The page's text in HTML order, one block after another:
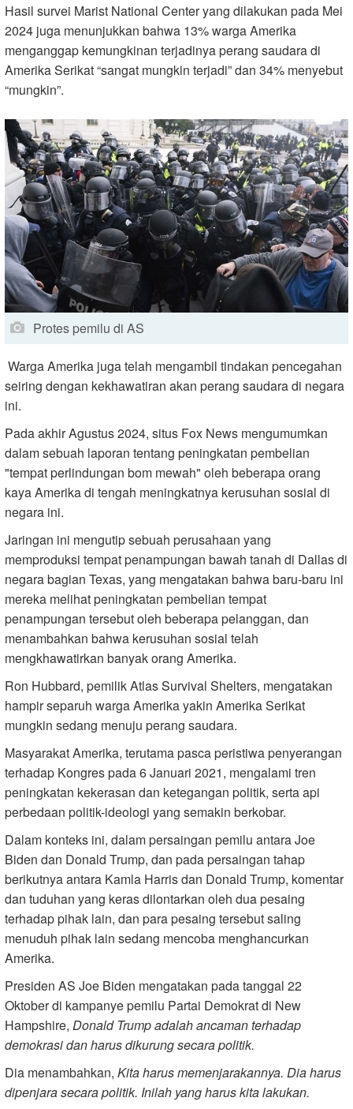
Hasil survei Marist National Center yang dilakukan pada Mei
2024 juga menunjukkan bahwa 13% warga Amerika
menganggap kemungkinan terjadinya perang saudara di
Amerika Serikat “sangat mungkin terjadi” dan 34% menyebut
“mungkin”.
Protes pemilu di AS
Warga Amerika juga telah mengambil tindakan pencegahan
seiring dengan kekhawatiran akan perang saudara di negara
ini.
Pada akhir Agustus 2024, situs Fox News mengumumkan
dalam sebuah laporan tentang peningkatan pembelian
"tempat perlindungan bom mewah" oleh beberapa orang
kaya Amerika di tengah meningkatnya kerusuhan sosial di
negara ini.
Jaringan ini mengutip sebuah perusahaan yang
memproduksi tempat penampungan bawah tanah di Dallas di
negara bagian Texas, yang mengatakan bahwa baru-baru ini
mereka melihat peningkatan pembelian tempat
penampungan tersebut oleh beberapa pelanggan, dan
menambahkan bahwa kerusuhan sosial telah
mengkhawatirkan banyak orang Amerika.
Ron Hubbard, pemilik Atlas Survival Shelters, mengatakan
hampir separuh warga Amerika yakin Amerika Serikat
mungkin sedang menuju perang saudara.
Masyarakat Amerika, terutama pasca peristiwa penyerangan
terhadap Kongres pada 6 Januari 2021, mengalami tren
peningkatan kekerasan dan ketegangan politik, serta api
perbedaan politik-ideologi yang semakin berkobar.
Dalam konteks ini, dalam persaingan pemilu antara Joe
Biden dan Donald Trump, dan pada persaingan tahap
berikutnya antara Kamla Harris dan Donald Trump, komentar
dan tuduhan yang keras dilontarkan oleh dua pesaing
terhadap pihak lain, dan para pesaing tersebut saling
menuduh pihak lain sedang mencoba menghancurkan
Amerika.
Presiden AS Joe Biden mengatakan pada tanggal 22
Oktober di kampanye pemilu Partai Demokrat di New
Hampshire, Donald Trump adalah ancaman terhadap
demokrasi dan harus dikurung secara politik.
Dia menambahkan, Kita harus memenjarakannya. Dia harus
dipenjara secara politik. Inilah yang harus kita lakukan.